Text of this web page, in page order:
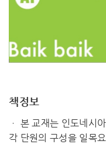
책정보
ㆍ 본 교재는 인도네시
각 단원의 구성을 일목